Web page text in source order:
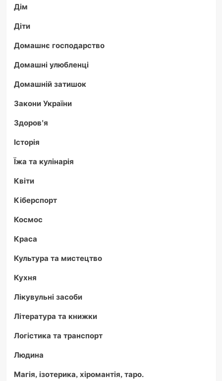
Дім
Діти
Домашнє господарство
Домашні улюбленці
Домашній затишок
Закони України
Здоров'я
Історія
Їжа та кулінарія
Квіти
Кіберспорт
Космос
Краса
Культура та мистецтво
Кухня
Лікувульні засоби
Література та книжки
Логістика та транспорт
Людина
Магія, ізотерика, хіромантія, таро.